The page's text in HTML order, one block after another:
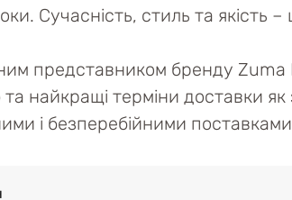
Сучасність, стиль та якість –
представником бренду Zuma
та найкращі терміни доставки
і безперебійними